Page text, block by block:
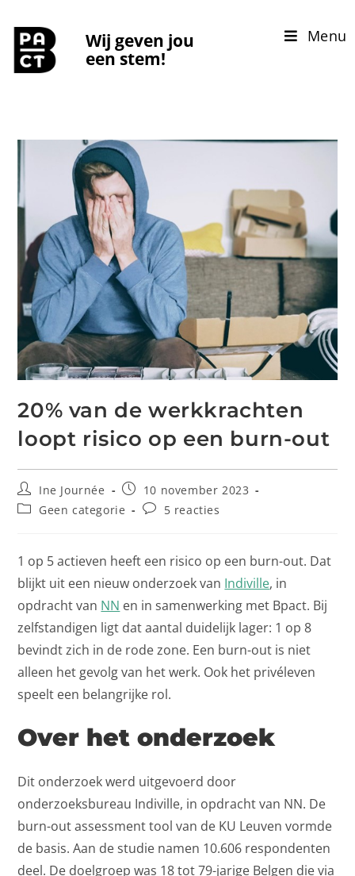
Wij geven jou
een stem!
Menu
20% van de werkkrachten
loopt risico op een burn-out
Ine Journée
10 november 2023
Geen categorie
5 reacties
1 op 5 actieven heeft een risico op een burn-out. Dat
blijkt uit een nieuw onderzoek van Indiville, in
opdracht van NN en in samenwerking met Bpact. Bij
zelfstandigen ligt dat aantal duidelijk lager: 1 op 8
bevindt zich in de rode zone. Een burn-out is niet
alleen het gevolg van het werk. Ook het privéleven
speelt een belangrijke rol.
Over het onderzoek
Dit onderzoek werd uitgevoerd door
onderzoeksbureau Indiville, in opdracht van NN. De
burn-out assessment tool van de KU Leuven vormde
de basis. Aan de studie namen 10.606 respondenten
deel. De doelgroep was 18 tot 79-jarige Belgen die via